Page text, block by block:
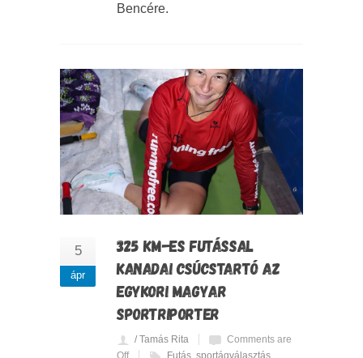
Bencére.
5
ápr
325 KM-ES FUTÁSSAL
KANADAI CSÚCSTARTÓ AZ
EGYKORI MAGYAR
SPORTRIPORTER
/ Tamás Rita
Comments are
Off
Futás sportágválasztás